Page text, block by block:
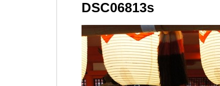
DSC06813s